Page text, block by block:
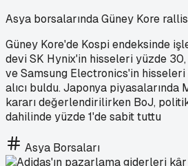
Asya borsalarında Güney Kore
Güney Kore'de Kospi endeksinde
devi SK Hynix'in hisseleri yüzde
ve Samsung Electronics'in
alıcı buldu. Japonya piyasalarında
kararı değerlendirilirken BoJ,
dahilinde yüzde 1'de sabit tuttu
Asya Borsaları